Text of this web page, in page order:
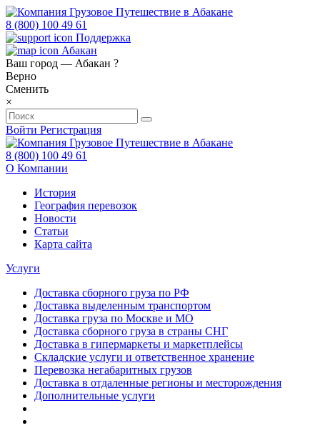
8 (800) 100 49 61
Поддержка
Абакан
Ваш город — Абакан ?
Верно
Сменить
×
Войти Регистрация
8 (800) 100 49 61
О Компании
История
География перевозок
Новости
Статьи
Карта сайта
Услуги
Доставка сборного груза по РФ
Доставка выделенным транспортом
Доставка груза по Москве и МО
Доставка сборного груза в страны СНГ
Доставка в гипермаркеты и маркетплейсы
Складские услуги и ответственное хранение
Перевозка негабаритных грузов
Доставка в отдаленные регионы и месторождения
Дополнительные услуги